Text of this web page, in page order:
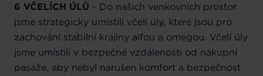
6 VČELÍCH ÚLŮ - Do našich venkovních prostor
jsme strategicky umístili včelí úly, které jsou pro
zachování stabilní krajiny alfou a omegou. Včelí úly
jsme umístili v bezpečné vzdálenosti od nákupní
pasáže, aby nebyl narušen komfort a bezpečnost